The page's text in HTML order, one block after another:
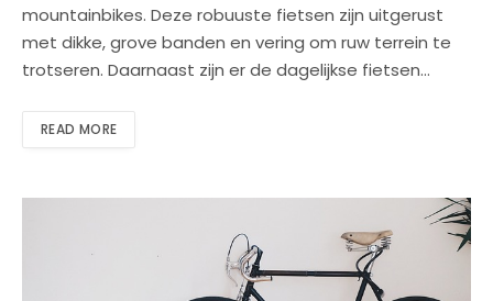
mountainbikes. Deze robuuste fietsen zijn uitgerust
met dikke, grove banden en vering om ruw terrein te
trotseren. Daarnaast zijn er de dagelijkse fietsen…
READ MORE